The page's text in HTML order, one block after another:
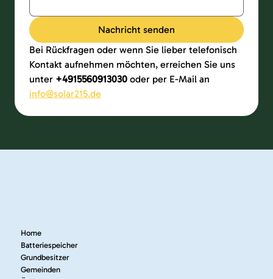
Nachricht senden
Bei Rückfragen oder wenn Sie lieber telefonisch
Kontakt aufnehmen möchten, erreichen Sie uns
unter +4915560913030
info@solar215.de
Home
Batteriespeicher
Grundbesitzer
Gemeinden